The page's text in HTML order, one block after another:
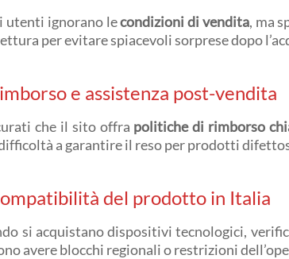
utenti ignorano lecondizioni di vendita, ma
per evitare spiacevoli sorprese dopo
e assistenza post-vendita
che il sito offra politiche di rimborso
a garantire il reso per prodotti
del prodotto in Italia
si acquistano dispositivi tecnologici,
avere blocchi regionali o restrizioni